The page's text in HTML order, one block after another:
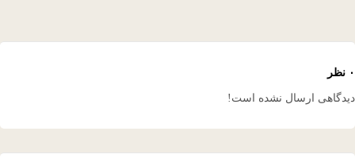
ارسال نشده است!